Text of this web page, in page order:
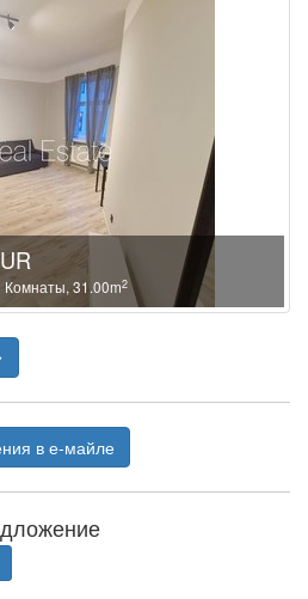
Комнаты, 31.00m2
в е-майле